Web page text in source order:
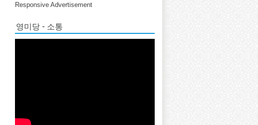
Responsive Advertisement
영미당 - 소통